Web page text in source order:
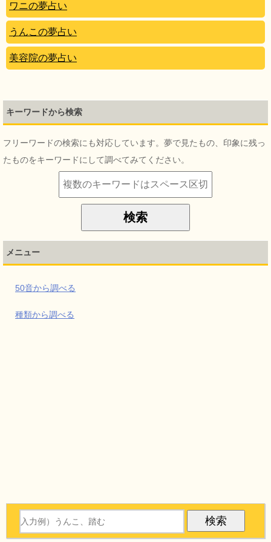
ワニの夢占い
うんこの夢占い
美容院の夢占い
キーワードから検索
フリーワードの検索にも対応しています。夢で見たもの、印象に残っ
たものをキーワードにして調べてみてください。
メニュー
50音から調べる
種類から調べる